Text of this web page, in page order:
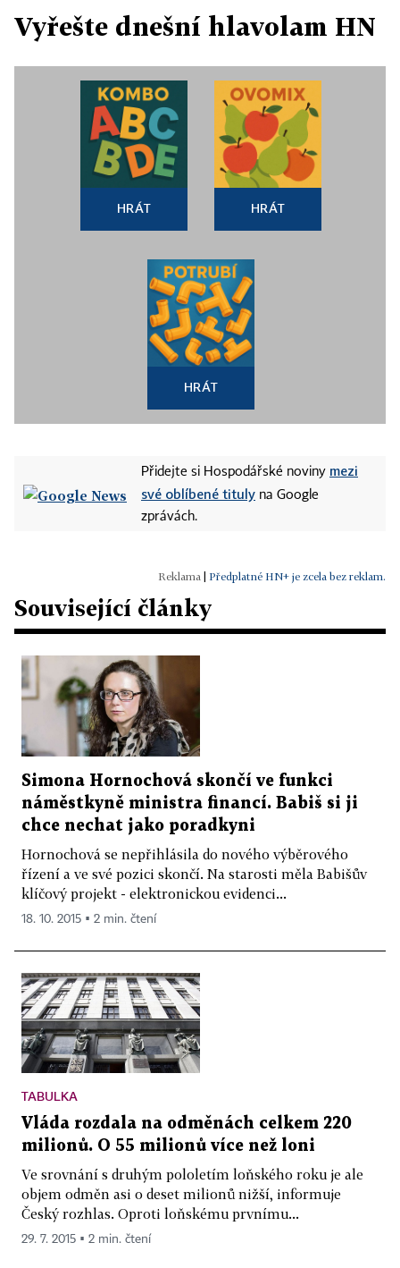
Vyřešte dnešní hlavolam HN
HRÁT HRÁT
HRÁT
Přidejte si Hospodářské noviny mezi
své oblíbené tituly na Google
zprávách.
Předplatné HN+ je zcela bez reklam.
Související články
Simona Hornochová skončí ve funkci
náměstkyně ministra financí. Babiš si ji
chce nechat jako poradkyni
Hornochová se nepřihlásila do nového výběrového
řízení a ve své pozici skončí. Na starosti měla Babišův
klíčový projekt - elektronickou evidenci...
18. 10. 2015 ▪ 2 min. čtení
TABULKA
Vláda rozdala na odměnách celkem 220
milionů. O 55 milionů více než loni
Ve srovnání s druhým pololetím loňského roku je ale
objem odměn asi o deset milionů nižší, informuje
Český rozhlas. Oproti loňskému prvnímu...
29. 7. 2015 ▪ 2 min. čtení